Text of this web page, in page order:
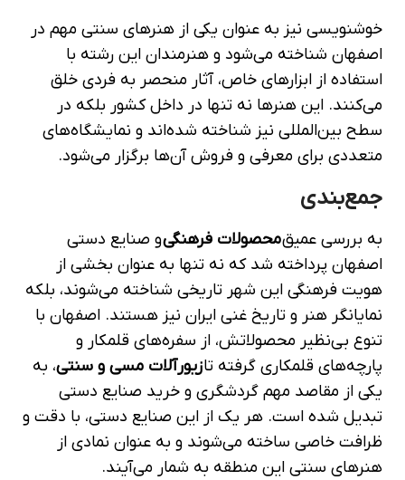
خوشنویسی نیز به عنوان یکی از هنرهای سنتی مهم در
اصفهان شناخته می‌شود و هنرمندان این رشته با
استفاده از ابزارهای خاص، آثار منحصر به فردی خلق
می‌کنند. این هنرها نه تنها در داخل کشور بلکه در
سطح بین‌المللی نیز شناخته شده‌اند و نمایشگاه‌های
متعددی برای معرفی و فروش آن‌ها برگزار می‌شود.
جمع‌بندی
به بررسی عمیقمحصولات فرهنگیو صنایع دستی
اصفهان پرداخته شد که نه تنها به عنوان بخشی از
هویت فرهنگی این شهر تاریخی شناخته می‌شوند، بلکه
نمایانگر هنر و تاریخ غنی ایران نیز هستند. اصفهان با
تنوع بی‌نظیر محصولاتش، از سفره‌های قلمکار و
پارچه‌های قلمکاری گرفته تازیورآلات مسی و سنتی، به
یکی از مقاصد مهم گردشگری و خرید صنایع دستی
تبدیل شده است. هر یک از این صنایع دستی، با دقت و
ظرافت خاصی ساخته می‌شوند و به عنوان نمادی از
هنرهای سنتی این منطقه به شمار می‌آیند.